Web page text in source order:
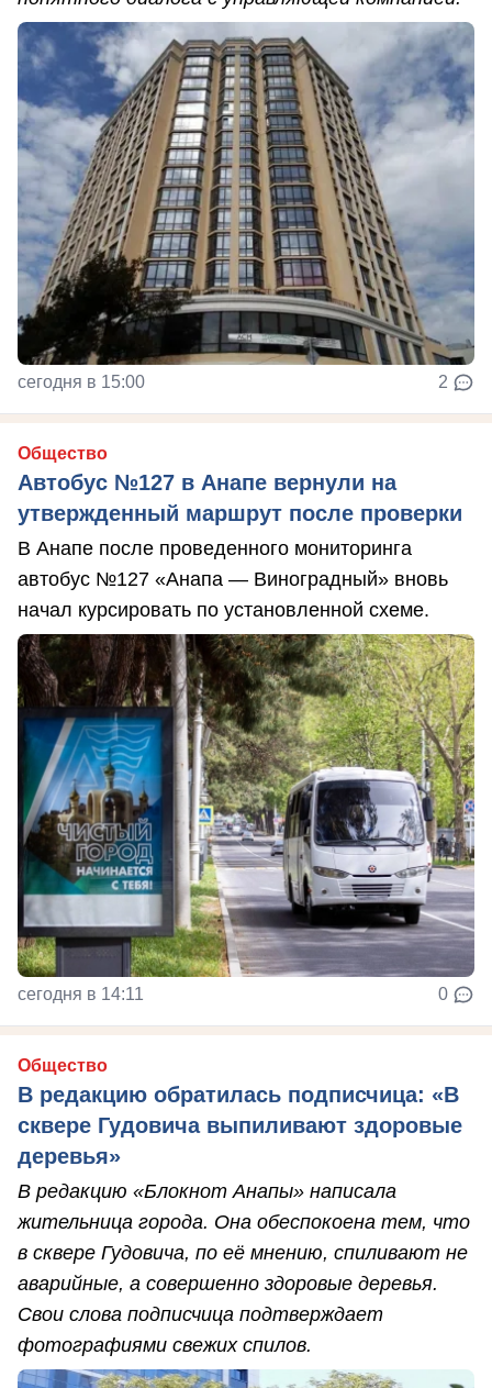
сегодня в 15:00 2
Общество
Автобус №127 в Анапе вернули на
утвержденный маршрут после проверки
В Анапе после проведенного мониторинга
автобус №127 «Анапа — Виноградный» вновь
начал курсировать по установленной схеме.
сегодня в 14:11 0
Общество
В редакцию обратилась подписчица: «В
сквере Гудовича выпиливают здоровые
деревья»
В редакцию «Блокнот Анапы» написала
жительница города. Она обеспокоена тем, что
в сквере Гудовича, по её мнению, спиливают не
аварийные, а совершенно здоровые деревья.
Свои слова подписчица подтверждает
фотографиями свежих спилов.